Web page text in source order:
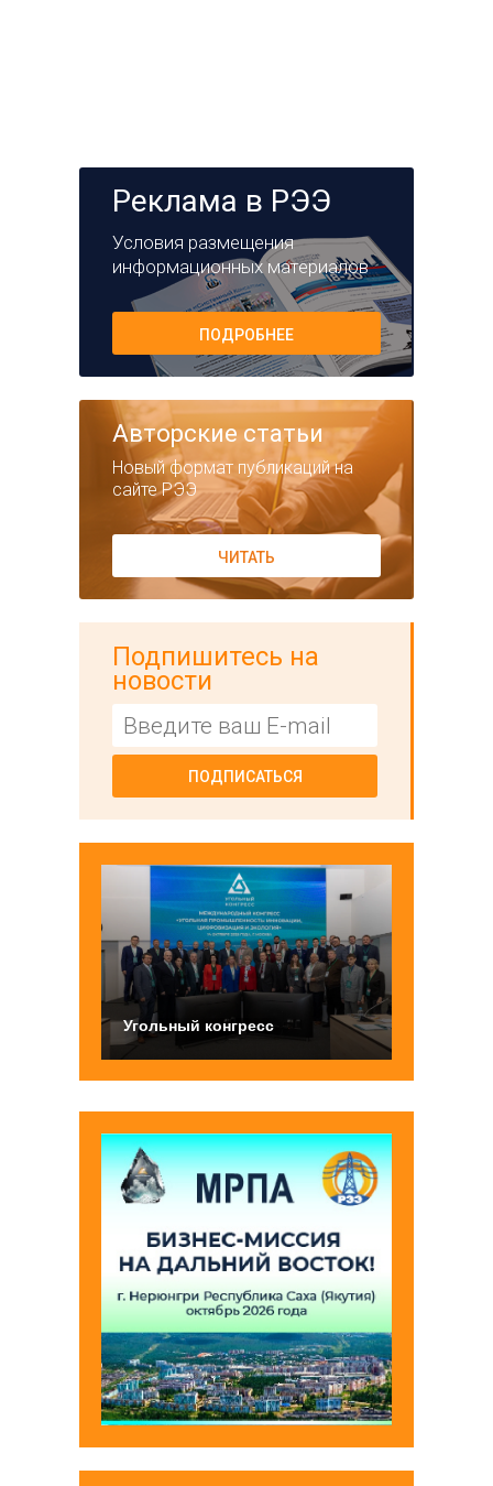
Реклама в РЭЭ
Условия размещения
информационных материалов
ПОДРОБНЕЕ
Авторские статьи
Новый формат публикаций на
сайте РЭЭ
ЧИТАТЬ
Подпишитесь на
новости
ПОДПИСАТЬСЯ
Угольный конгресс